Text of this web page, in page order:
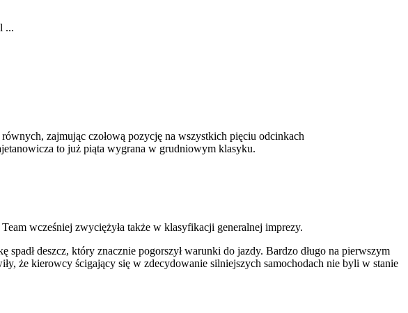
...
zajmując czołową pozycję na wszystkich pięciu odcinkach
to już piąta wygrana w grudniowym klasyku.
wcześniej zwyciężyła także w klasyfikacji generalnej imprezy.
deszcz, który znacznie pogorszył warunki do jazdy. Bardzo długo na pierwszym
że kierowcy ścigający się w zdecydowanie silniejszych samochodach nie byli w stanie